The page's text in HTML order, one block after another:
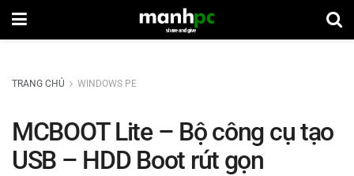
TRANG CHỦ WINDOWS PE
MCBOOT Lite – Bộ công cụ tạo
USB – HDD Boot rút gọn